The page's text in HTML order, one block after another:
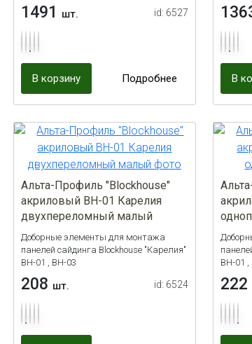
1491 шт. id: 6527
В корзину Подробнее В
Альта-Профиль "Blockhouse"
акриловый BH-01 Карелия
двухпереломный малый
Доборные элементы для монтажа
панелей сайдинга Blockhouse "Карелия"
ВН-01 , ВН-03
208 шт. id: 6524
ВН-01 ,
222